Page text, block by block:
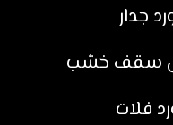
جدار
سقف خشب
فلات